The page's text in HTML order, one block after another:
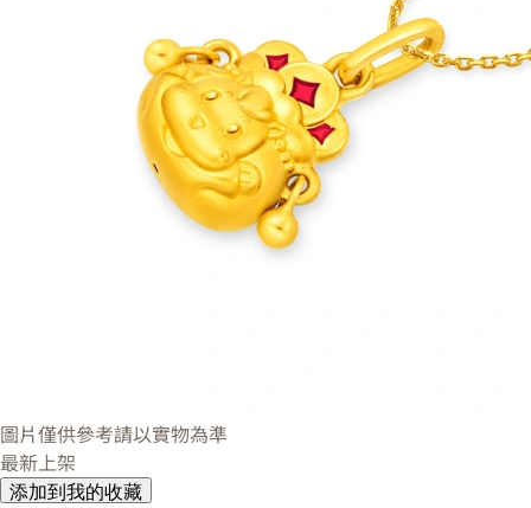
圖片僅供參考請以實物為準
最新上架
添加到我的收藏